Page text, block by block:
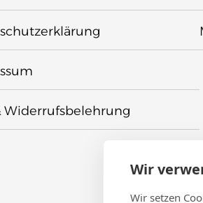
Widerrufsbelehrung
Wir
Wir setzen